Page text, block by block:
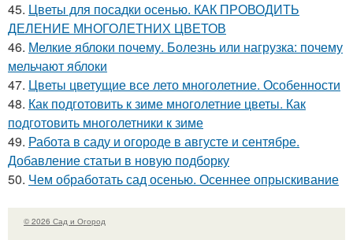
45. Цветы для посадки осенью. КАК ПРОВОДИТЬ
ДЕЛЕНИЕ МНОГОЛЕТНИХ ЦВЕТОВ
46. Мелкие яблоки почему. Болезнь или нагрузка: почему
мельчают яблоки
47. Цветы цветущие все лето многолетние. Особенности
48. Как подготовить к зиме многолетние цветы. Как
подготовить многолетники к зиме
49. Работа в саду и огороде в августе и сентябре.
Добавление статьи в новую подборку
50. Чем обработать сад осенью. Осеннее опрыскивание
© 2026 Сад и Огород